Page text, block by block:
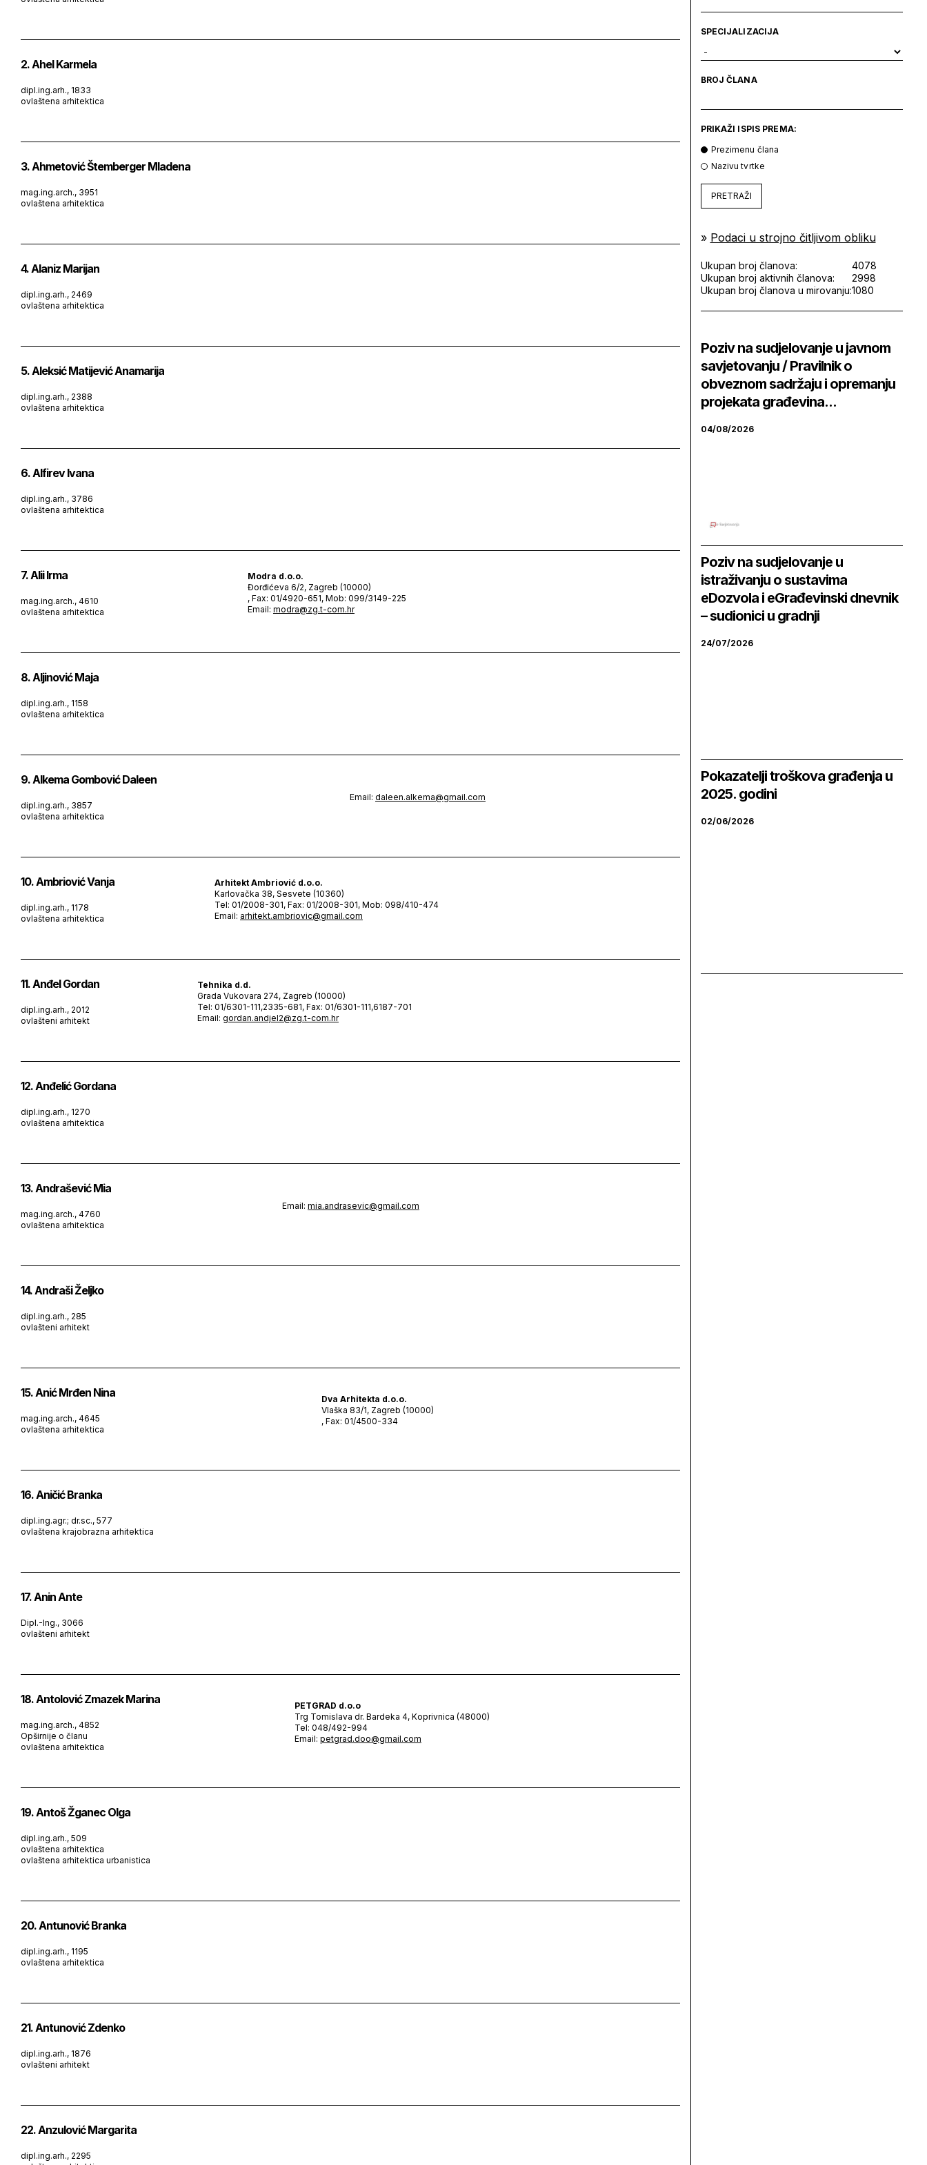
2. Ahel Karmela
dipl.ing.arh., 1833
ovlaštena arhitektica
3. Ahmetović Štemberger Mladena
mag.ing.arch., 3951
ovlaštena arhitektica
4. Alaniz Marijan
dipl.ing.arh., 2469
ovlaštena arhitektica
5. Aleksić Matijević Anamarija
dipl.ing.arh., 2388
ovlaštena arhitektica
6. Alfirev Ivana
dipl.ing.arh., 3786
ovlaštena arhitektica
7. Alii Irma
mag.ing.arch., 4610
ovlaštena arhitektica
Modra d.o.o.
Đorđićeva 6/2, Zagreb (10000)
, Fax: 01/4920-651, Mob: 099/3149-225
Email: modra@zg.t-com.hr
8. Aljinović Maja
dipl.ing.arh., 1158
ovlaštena arhitektica
9. Alkema Gombović Daleen
dipl.ing.arh., 3857
ovlaštena arhitektica
Email: daleen.alkema@gmail.com
10. Ambriović Vanja
dipl.ing.arh., 1178
ovlaštena arhitektica
Arhitekt Ambriović d.o.o.
Karlovačka 38, Sesvete (10360)
Tel: 01/2008-301, Fax: 01/2008-301, Mob: 098/410-474
Email: arhitekt.ambriovic@gmail.com
11. Anđel Gordan
dipl.ing.arh., 2012
ovlašteni arhitekt
Tehnika d.d.
Grada Vukovara 274, Zagreb (10000)
Tel: 01/6301-111,2335-681, Fax: 01/6301-111,6187-701
Email: gordan.andjel2@zg.t-com.hr
12. Anđelić Gordana
dipl.ing.arh., 1270
ovlaštena arhitektica
13. Andrašević Mia
mag.ing.arch., 4760
ovlaštena arhitektica
Email: mia.andrasevic@gmail.com
14. Andraši Željko
dipl.ing.arh., 285
ovlašteni arhitekt
15. Anić Mrđen Nina
mag.ing.arch., 4645
ovlaštena arhitektica
Dva Arhitekta d.o.o.
Vlaška 83/1, Zagreb (10000)
, Fax: 01/4500-334
16. Aničić Branka
dipl.ing.agr.; dr.sc., 577
ovlaštena krajobrazna arhitektica
17. Anin Ante
Dipl.-Ing., 3066
ovlašteni arhitekt
18. Antolović Zmazek Marina
mag.ing.arch., 4852
Opširnije o članu
ovlaštena arhitektica
PETGRAD d.o.o
Trg Tomislava dr. Bardeka 4, Koprivnica (48000)
Tel: 048/492-994
Email: petgrad.doo@gmail.com
19. Antoš Žganec Olga
dipl.ing.arh., 509
ovlaštena arhitektica
ovlaštena arhitektica urbanistica
20. Antunović Branka
dipl.ing.arh., 1195
ovlaštena arhitektica
21. Antunović Zdenko
dipl.ing.arh., 1876
ovlašteni arhitekt
22. Anzulović Margarita
dipl.ing.arh., 2295
SPECIJALIZACIJA
BROJ ČLANA
PRIKAŽI ISPIS PREMA:
Prezimenu člana
Nazivu tvrtke
PRETRAŽI
» Podaci u strojno čitljivom obliku
Ukupan broj članova:
4078
Ukupan broj aktivnih članova:
2998
Ukupan broj članova u mirovanju:1080
Poziv na sudjelovanje u javnom
savjetovanju / Pravilnik o
obveznom sadržaju i opremanju
projekata građevina...
04/08/2026
Poziv na sudjelovanje u
istraživanju o sustavima
eDozvola i eGrađevinski dnevnik
– sudionici u gradnji
24/07/2026
Pokazatelji troškova građenja u
2025. godini
02/06/2026